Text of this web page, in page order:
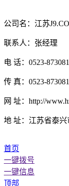
公司名：江苏
联系人：张经理
电 话：0523-
传 真：0523-
网 址：http://
地 址：江苏省泰
首页
一键拨号
一键信息
顶部